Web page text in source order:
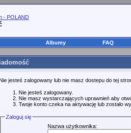
- POLAND
Albumy FAQ
jesteś zalogowany lub nie masz dostepu do tej
Nie jesteś zalogowany.
Nie masz wystarczających uprawnień aby
Twoje konto czeka na aktywację lub zostało
Zaloguj się
Nazwa użytkownika: